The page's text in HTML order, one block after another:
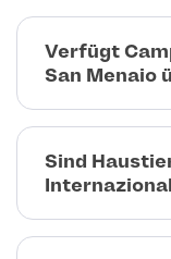
Verfügt
San Menaio
Sind